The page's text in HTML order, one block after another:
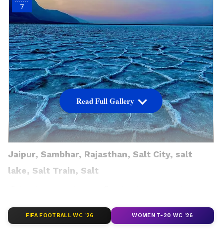
7
Jaipur, Sambhar, Rajasthan, Salt City, salt
lake, Salt Train, Salt
என்றால், ராஜஸ்தானில் உள்ள சம்பர்
உங்களுக்கான இடம்தான். ஜெய்ப்பூரில்
Read Full Gallery
FIFA FOOTBALL WC '26 WOMEN T-20 WC '26